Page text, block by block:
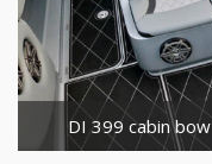
DI 399 cabin bow